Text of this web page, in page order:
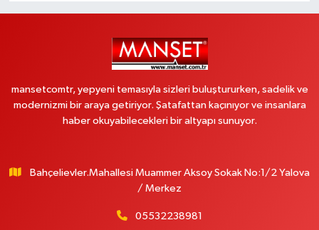
mansetcomtr, yepyeni temasıyla sizleri buluştururken, sadelik ve
modernizmi bir araya getiriyor. Şatafattan kaçınıyor ve insanlara
haber okuyabilecekleri bir altyapı sunuyor.
Bahçelievler.Mahallesi Muammer Aksoy Sokak No:1/2 Yalova
/ Merkez
05532238981